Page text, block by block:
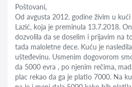
Poštovani,
Od avgusta 2012. godine živim u
Lazić, koja je preminula 13.7.2018.
dozvolila da se doselim i prijavim na
tada maloletne dece. Kuću je
ušteđevinu. Usmenim dogovorom
da 5000 evra , po njenim rečima,
plac rekao da ga je platio 7000. Na